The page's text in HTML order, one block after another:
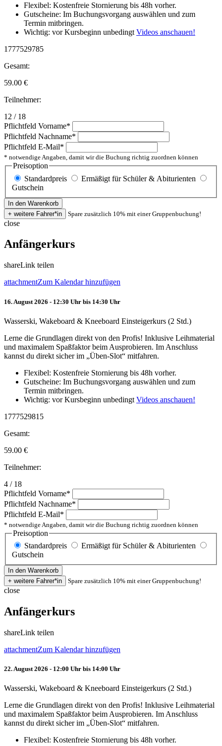
Flexibel: Kostenfreie Stornierung bis 48h vorher.
Gutscheine: Im Buchungsvorgang auswählen und zum
Termin mitbringen.
Wichtig: vor Kursbeginn unbedingt Videos anschauen!
1777529785
Gesamt:
59.00 €
Teilnehmer:
12 / 18
Pflichtfeld Vorname*
Pflichtfeld Nachname*
Pflichtfeld E-Mail*
* notwendige Angaben, damit wir die Buchung richtig zuordnen können
Preisoption
Standardpreis
Ermäßigt für Schüler & Abiturienten
Gutschein
Spare zusätzlich 10% mit einer Gruppenbuchung!
close
Anfängerkurs
shareLink teilen
attachmentZum Kalendar hinzufügen
16. August 2026 - 12:30 Uhr bis 14:30 Uhr
Wasserski, Wakeboard & Kneeboard Einsteigerkurs (2 Std.)
Lerne die Grundlagen direkt von den Profis! Inklusive Leihmaterial
und maximalem Spaßfaktor beim Ausprobieren. Im Anschluss
kannst du direkt sicher im „Üben-Slot“ mitfahren.
Flexibel: Kostenfreie Stornierung bis 48h vorher.
Gutscheine: Im Buchungsvorgang auswählen und zum
Termin mitbringen.
Wichtig: vor Kursbeginn unbedingt Videos anschauen!
1777529815
Gesamt:
59.00 €
Teilnehmer:
4 / 18
Pflichtfeld Vorname*
Pflichtfeld Nachname*
Pflichtfeld E-Mail*
* notwendige Angaben, damit wir die Buchung richtig zuordnen können
Preisoption
Standardpreis
Ermäßigt für Schüler & Abiturienten
Gutschein
Spare zusätzlich 10% mit einer Gruppenbuchung!
close
Anfängerkurs
shareLink teilen
attachmentZum Kalendar hinzufügen
22. August 2026 - 12:00 Uhr bis 14:00 Uhr
Wasserski, Wakeboard & Kneeboard Einsteigerkurs (2 Std.)
Lerne die Grundlagen direkt von den Profis! Inklusive Leihmaterial
und maximalem Spaßfaktor beim Ausprobieren. Im Anschluss
kannst du direkt sicher im „Üben-Slot“ mitfahren.
Flexibel: Kostenfreie Stornierung bis 48h vorher.